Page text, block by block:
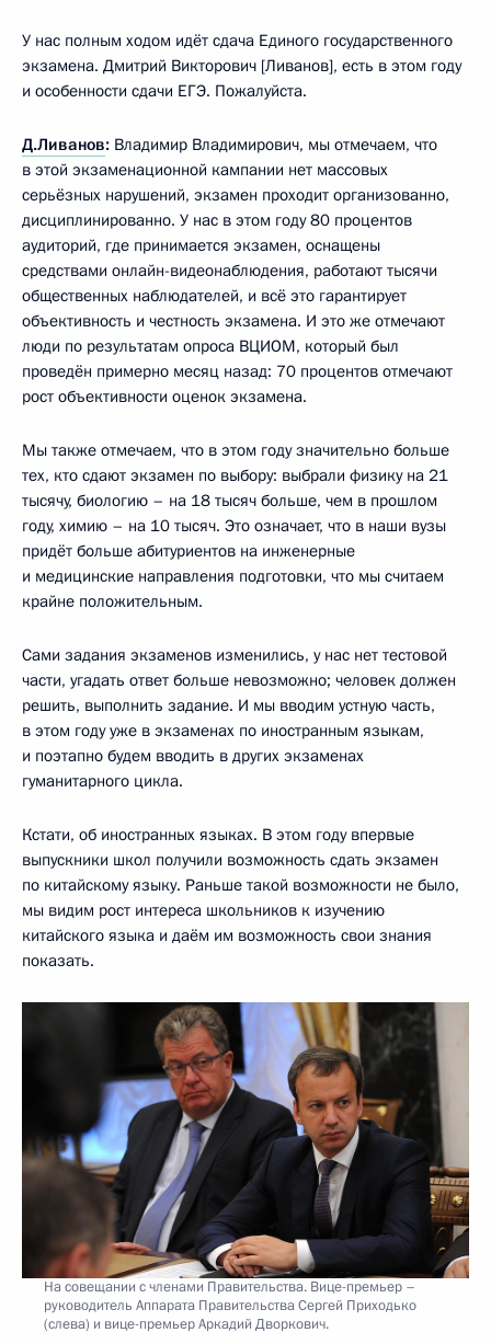
У нас полным ходом идёт сдача Единого государственного
экзамена. Дмитрий Викторович [Ливанов], есть в этом году
и особенности сдачи ЕГЭ. Пожалуйста.
Д.Ливанов: Владимир Владимирович, мы отмечаем, что
в этой экзаменационной кампании нет массовых
серьёзных нарушений, экзамен проходит организованно,
дисциплинированно. У нас в этом году 80 процентов
аудиторий, где принимается экзамен, оснащены
средствами онлайн-видеонаблюдения, работают тысячи
общественных наблюдателей, и всё это гарантирует
объективность и честность экзамена. И это же отмечают
люди по результатам опроса ВЦИОМ, который был
проведён примерно месяц назад: 70 процентов отмечают
рост объективности оценок экзамена.
Мы также отмечаем, что в этом году значительно больше
тех, кто сдают экзамен по выбору: выбрали физику на 21
тысячу, биологию – на 18 тысяч больше, чем в прошлом
году, химию – на 10 тысяч. Это означает, что в наши вузы
придёт больше абитуриентов на инженерные
и медицинские направления подготовки, что мы считаем
крайне положительным.
Сами задания экзаменов изменились, у нас нет тестовой
части, угадать ответ больше невозможно; человек должен
решить, выполнить задание. И мы вводим устную часть,
в этом году уже в экзаменах по иностранным языкам,
и поэтапно будем вводить в других экзаменах
гуманитарного цикла.
Кстати, об иностранных языках. В этом году впервые
выпускники школ получили возможность сдать экзамен
по китайскому языку. Раньше такой возможности не было,
мы видим рост интереса школьников к изучению
китайского языка и даём им возможность свои знания
показать.
На совещании с членами Правительства. Вице-премьер –
руководитель Аппарата Правительства Сергей Приходько
(слева) и вице-премьер Аркадий Дворкович.